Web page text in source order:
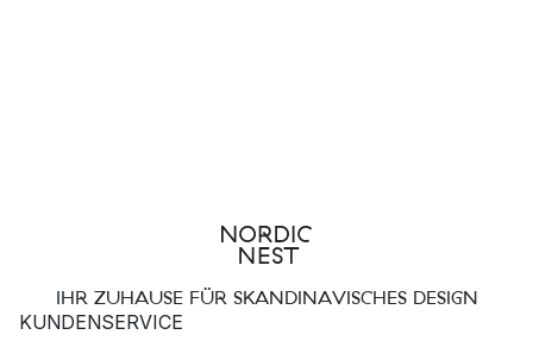
IHR ZUHAUSE FÜR SKANDINAVISCHES DESIGN
KUNDENSERVICE